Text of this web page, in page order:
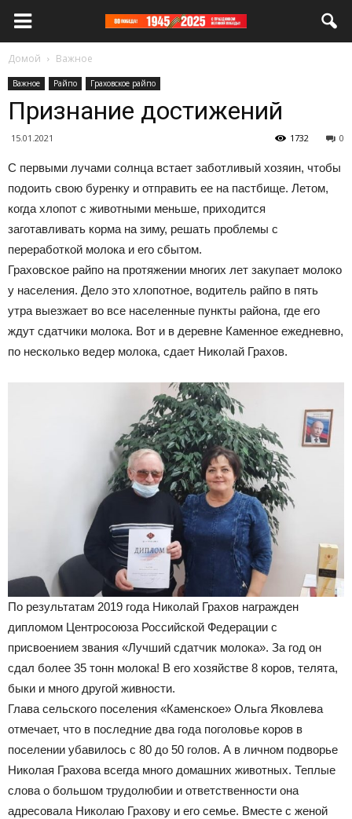
Домой Важное
Важное Райпо Граховское райпо
Признание достижений
15.01.2021 0
1732
С первыми лучами солнца встает заботливый хозяин, чтобы
подоить свою буренку и отправить ее на пастбище. Летом,
когда хлопот с животными меньше, приходится
заготавливать корма на зиму, решать проблемы с
переработкой молока и его сбытом.
Граховское райпо на протяжении многих лет закупает молоко
у населения. Дело это хлопотное, водитель райпо в пять
утра выезжает во все населенные пункты района, где его
ждут сдатчики молока. Вот и в деревне Каменное ежедневно,
по несколько ведер молока, сдает Николай Грахов.
По результатам 2019 года Николай Грахов награжден
дипломом Центросоюза Российской Федерации с
присвоением звания «Лучший сдатчик молока». За год он
сдал более 35 тонн молока! В его хозяйстве 8 коров, телята,
быки и много другой живности.
Глава сельского поселения «Каменское» Ольга Яковлева
отмечает, что в последние два года поголовье коров в
поселении убавилось с 80 до 50 голов. А в личном подворье
Николая Грахова всегда много домашних животных. Теплые
слова о большом трудолюбии и ответственности она
адресовала Николаю Грахову и его семье. Вместе с женой